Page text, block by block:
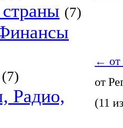
(7)
(7)
Радио,
←
от
(11